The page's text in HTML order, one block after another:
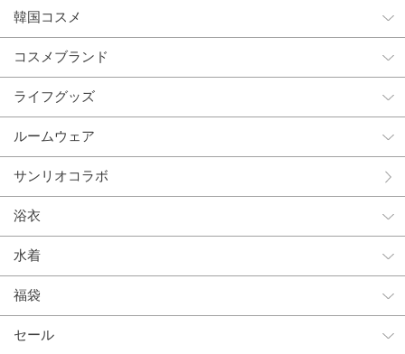
韓国コスメ
コスメブランド
ライフグッズ
ルームウェア
サンリオコラボ
浴衣
水着
福袋
セール